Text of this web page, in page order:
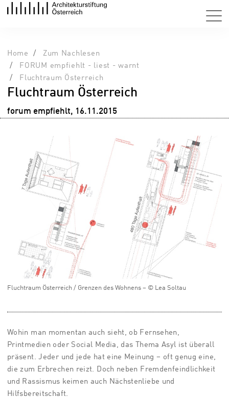
Home
Zum Nachlesen
FORUM empfiehlt - liest - warnt
Fluchtraum Österreich
Fluchtraum Österreich
forum empfiehlt, 16.11.2015
Fluchtraum Österreich / Grenzen des Wohnens – © Lea Soltau
Wohin man momentan auch sieht, ob Fernsehen,
Printmedien oder Social Media, das Thema Asyl ist überall
präsent. Jeder und jede hat eine Meinung – oft genug eine,
die zum Erbrechen reizt. Doch neben Fremdenfeindlichkeit
und Rassismus keimen auch Nächstenliebe und
Hilfsbereitschaft.